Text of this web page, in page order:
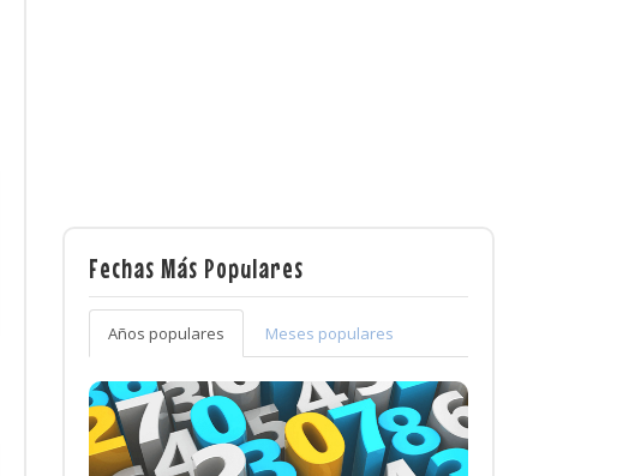
Fechas Más Populares
Años populares Meses populares